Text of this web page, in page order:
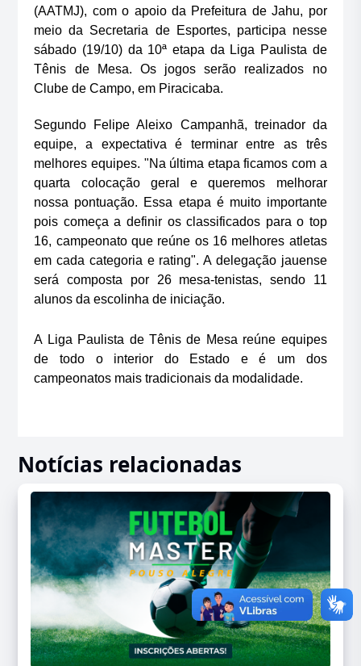
(AATMJ), com o apoio da Prefeitura de Jahu, por
meio da Secretaria de Esportes, participa nesse
sábado (19/10) da 10ª etapa da Liga Paulista de
Tênis de Mesa. Os jogos serão realizados no
Clube de Campo, em Piracicaba.
Segundo Felipe Aleixo Campanhã, treinador da
equipe, a expectativa é terminar entre as três
melhores equipes. "Na última etapa ficamos com a
quarta colocação geral e queremos melhorar
nossa pontuação. Essa etapa é muito importante
pois começa a definir os classificados para o top
16, campeonato que reúne os 16 melhores atletas
em cada categoria e rating". A delegação jauense
será composta por 26 mesa-tenistas, sendo 11
alunos da escolinha de iniciação.
A Liga Paulista de Tênis de Mesa reúne equipes
de todo o interior do Estado e é um dos
campeonatos mais tradicionais da modalidade.
Notícias relacionadas